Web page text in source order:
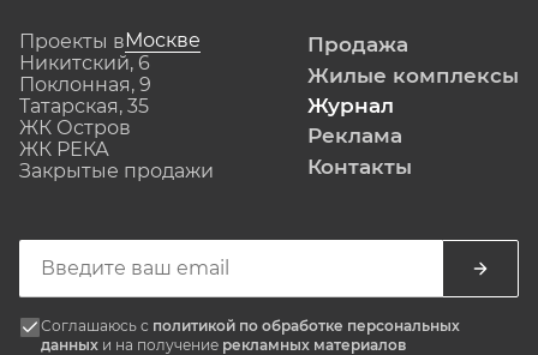
Проекты вМоскве
Никитский, 6
Поклонная, 9
Татарская, 35
ЖК Остров
ЖК РЕКА
Закрытые продажи
Продажа
Жилые комплексы
Журнал
Реклама
Контакты
Соглашаюсь с политикой по обработке персональных
данных и на получение рекламных материалов